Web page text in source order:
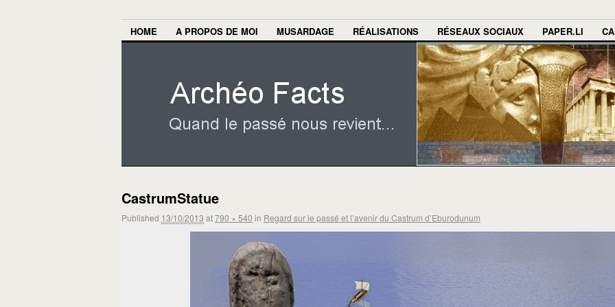
HOME A PROPOS DE MOI MUSARDAGE RÉALISATIONS RÉSEAUX SOCIAUX PAPER.LI
CastrumStatue
Published 13/10/2013 at790 × 540 in Regard sur le passé et l’avenir du Castrum d’Eburodunum